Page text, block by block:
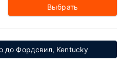
Выбрать
до Фордсвил, Kentucky